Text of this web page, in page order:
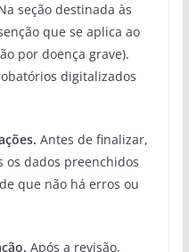
seção destinada às
que se aplica ao
por doença grave).
digitalizados
Antes de finalizar,
os dados preenchidos
que não há erros ou
Após a revisão,